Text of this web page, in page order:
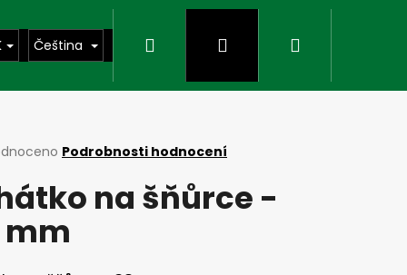
Čeština Hledat PřihlášeníNákupní
Podrobnosti hodnocení
na šňůrce -
mm